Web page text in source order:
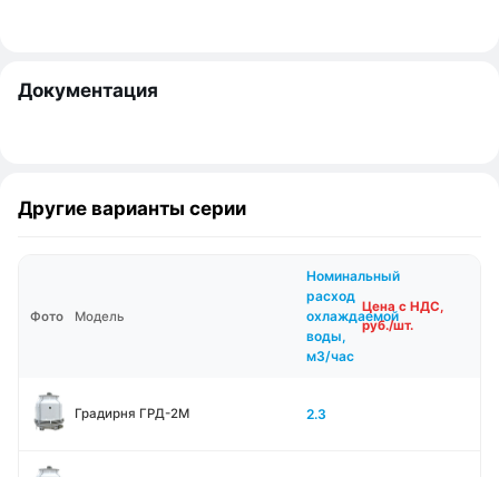
Документация
Другие варианты серии
Фото Модель
Номинальный
расход
охлаждаемой
воды,
м3/час
Цена с НДС,
руб./шт.
Градирня ГРД-2М 2.3